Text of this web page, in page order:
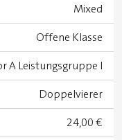
Mixed
Offene Klasse
A Leistungsgruppe I
Doppelvierer
24,00 €